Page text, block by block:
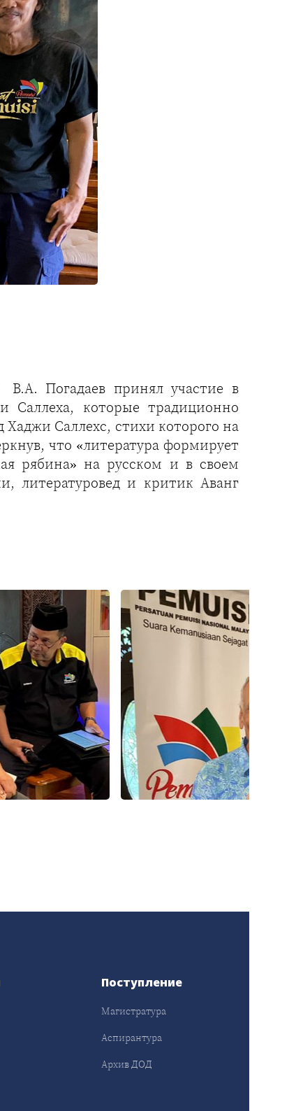
Погадаев принял участие в
Саллеха, которые традиционно
Саллехс, стихи которого на
что «литература формирует
рябина» на русском и в своем
литературовед и критик Аванг
Поступление
Магистратура
Аспирантура
Архив ДОД